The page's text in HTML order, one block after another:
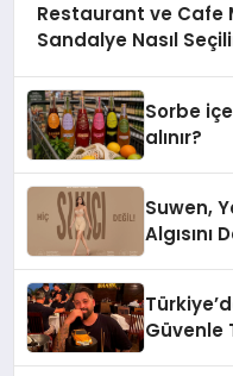
Restaurant ve Cafe
Sandalye Nasıl
Sorbe
alınır?
Suwen,
Algısını
Güvenle